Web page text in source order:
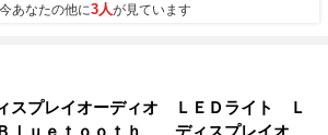
今あなたの他に3人が見ています
プレイオーディオ ＬＥＤライト Ｌ
ｌｕｅｔｏｏｔｈ ディスプレイオー